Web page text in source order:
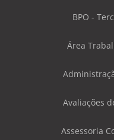
BPO -
Área
Avaliações
Assessoria